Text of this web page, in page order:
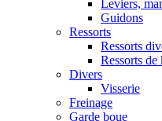
Leviers,
Guidons
Ressorts
Ressorts
Ressorts
Divers
Visserie
Freinage
Garde boue